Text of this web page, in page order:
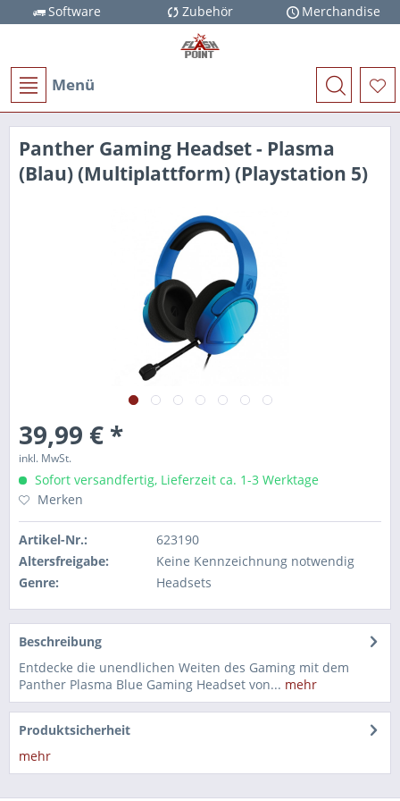
Software Zubehör Merchandise
Menü
Panther Gaming Headset - Plasma
(Blau) (Multiplattform) (Playstation 5)
39,99 € *
inkl. MwSt.
Sofort versandfertig, Lieferzeit ca. 1-3 Werktage
Merken
Artikel-Nr.:
623190
Altersfreigabe:
Keine Kennzeichnung notwendig
Genre:
Headsets
Beschreibung
Entdecke die unendlichen Weiten des Gaming mit dem
Panther Plasma Blue Gaming Headset von... mehr
Produktsicherheit
mehr